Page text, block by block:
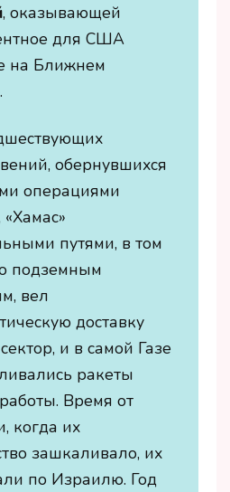
, оказывающей
для США
на Ближнем
обернувшихся
операциями
путями, в том
подземным
вел
доставку
и в самой Газе
ракеты
Время от
когда их
зашкаливало, их
по Израилю. Год